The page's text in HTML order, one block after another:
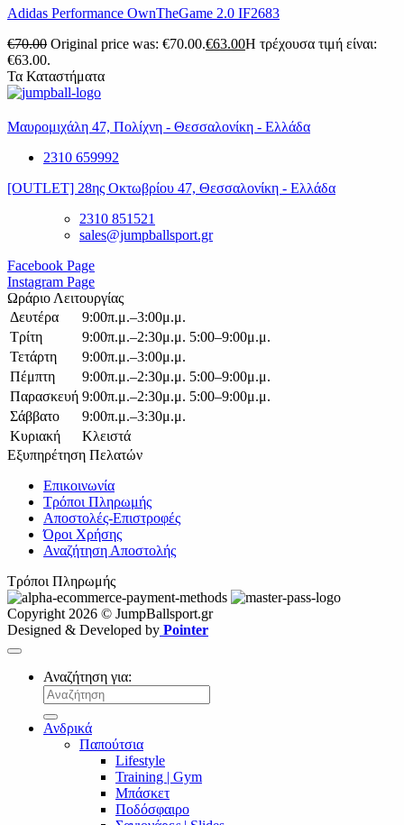
Adidas Performance OwnTheGame 2.0 IF2683
€70.00 Original price was: €70.00.€63.00Η τρέχουσα τιμή είναι:
€63.00.
Τα Καταστήματα
Μαυρομιχάλη 47, Πολίχνη - Θεσσαλονίκη - Ελλάδα
2310 659992
[OUTLET] 28ης Οκτωβρίου 47, Θεσσαλονίκη - Ελλάδα
2310 851521
sales@jumpballsport.gr
Facebook Page
Instagram Page
Ωράριο Λειτουργίας
Δευτέρα
9:00π.μ.–3:00μ.μ.
Τρίτη
9:00π.μ.–2:30μ.μ. 5:00–9:00μ.μ.
Τετάρτη
9:00π.μ.–3:00μ.μ.
Πέμπτη
9:00π.μ.–2:30μ.μ. 5:00–9:00μ.μ.
Παρασκευή 9:00π.μ.–2:30μ.μ. 5:00–9:00μ.μ.
Σάββατο
9:00π.μ.–3:30μ.μ.
Κυριακή
Κλειστά
Εξυπηρέτηση Πελατών
Επικοινωνία
Τρόποι Πληρωμής
Αποστολές-Επιστροφές
Όροι Χρήσης
Αναζήτηση Αποστολής
Τρόποι Πληρωμής
Copyright 2026 © JumpBallsport.gr
Designed & Developed by Pointer
Αναζήτηση για:
Ανδρικά
Παπούτσια
Lifestyle
Training | Gym
Μπάσκετ
Ποδόσφαιρο